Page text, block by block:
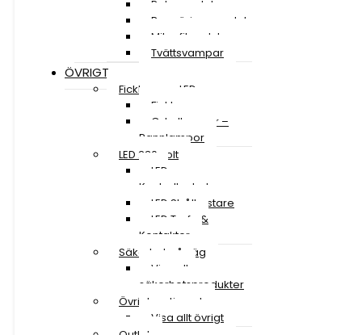
Polermedel
Rengöringsmedel
Mikrofiberdukar
Tvättsvampar
ÖVRIGT
Ficklampor LED
Ficklampor
Cykellampor –
Pannlampor
LED 230 volt
LED
Kontrollenheter
LED Strålkastare
LED Trafo &
Kontakter
Säkerhet på väg
Visa alla
säkerhetsprodukter
Övrigt sortiment
Visa allt övrigt